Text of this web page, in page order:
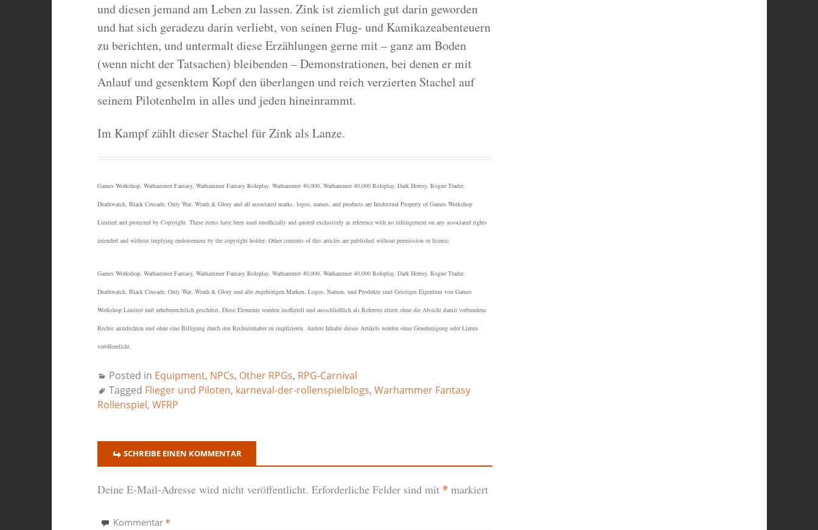
und diesen jemand am Leben zu lassen. Zink ist ziemlich gut darin geworden
und hat sich geradezu darin verliebt, von seinen Flug- und Kamikazeabenteuern
zu berichten, und untermalt diese Erzählungen gerne mit – ganz am Boden
(wenn nicht der Tatsachen) bleibenden – Demonstrationen, bei denen er mit
Anlauf und gesenktem Kopf den überlangen und reich verzierten Stachel auf
seinem Pilotenhelm in alles und jeden hineinrammt.
Im Kampf zählt dieser Stachel für Zink als Lanze.
Games Workshop, Warhammer Fantasy, Warhammer Fantasy Roleplay, Warhammer 40,000, Warhammer 40,000 Roleplay, Dark Heresy, Rogue Trader,
Deathwatch, Black Crusade, Only War, Wrath & Glory and all associated marks, logos, names, and products are Intelectual Property of Games Workshop
Limited and protected by Copyright. These items have been used unofficially and quoted exclusively as reference with no infringement on any associated rights
intended and without implying endorsement by the copyright holder. Other contents of this articles are published without permission or license.
Games Workshop, Warhammer Fantasy, Warhammer Fantasy Roleplay, Warhammer 40,000, Warhammer 40,000 Roleplay, Dark Heresy, Rogue Trader,
Deathwatch, Black Crusade, Only War, Wrath & Glory und alle zugehörigen Marken, Logos, Namen, und Produkte sind Geistiges Eigentum von Games
Workshop Limited und urheberrechtlich geschützt. Diese Elemente wurden inoffiziell und ausschließlich als Referenz zitiert ohne die Absicht damit verbundene
Rechte anzufechten und ohne eine Billigung durch den Rechteinhaber zu implizieren. Andere Inhalte dieses Artikels werden ohne Genehmigung oder Lizenz
veröffentlicht.
Posted in Equipment, NPCs, Other RPGs, RPG-Carnival
Tagged Flieger und Piloten, karneval-der-rollenspielblogs, Warhammer Fantasy
Rollenspiel, WFRP
SCHREIBE EINEN KOMMENTAR
Deine E-Mail-Adresse wird nicht veröffentlicht. Erforderliche Felder sind mit * markiert
Kommentar *